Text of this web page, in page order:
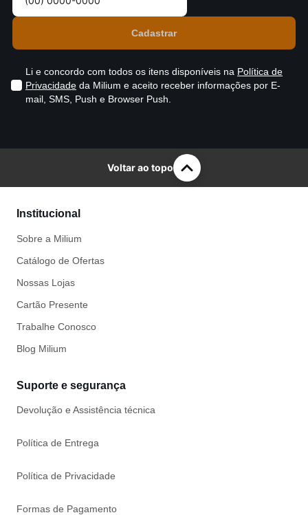
Li e concordo com todos os itens disponíveis na Política de
Privacidade da Milium e aceito receber informações por E-
mail, SMS, Push e Browser Push.
Voltar ao topo
Institucional
Sobre a Milium
Catálogo de Ofertas
Nossas Lojas
Cartão Presente
Trabalhe Conosco
Blog Milium
Suporte e segurança
Devolução e Assistência técnica
Política de Entrega
Política de Privacidade
Formas de Pagamento